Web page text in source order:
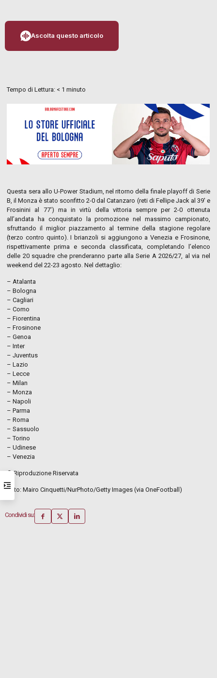
Ascolta questo articolo
Tempo di Lettura: < 1 minuto
Questa sera allo U-Power Stadium, nel ritorno della finale playoff di Serie
B, il Monza è stato sconfitto 2-0 dal Catanzaro (reti di Fellipe Jack al 39′ e
Frosinini al 77′) ma in virtù della vittoria sempre per 2-0 ottenuta
all’andata ha conquistato la promozione nel massimo campionato,
sfruttando il miglior piazzamento al termine della stagione regolare
(terzo contro quinto). I brianzoli si aggiungono a Venezia e Frosinone,
rispettivamente prima e seconda classificata, completando l’elenco
delle 20 squadre che prenderanno parte alla Serie A 2026/27, al via nel
weekend del 22-23 agosto. Nel dettaglio:
– Atalanta
– Bologna
– Cagliari
– Como
– Fiorentina
– Frosinone
– Genoa
– Inter
– Juventus
– Lazio
– Lecce
– Milan
– Monza
– Napoli
– Parma
– Roma
– Sassuolo
– Torino
– Udinese
– Venezia
© Riproduzione Riservata
Foto: Mairo Cinquetti/NurPhoto/Getty Images (via OneFootball)
Condividi su: